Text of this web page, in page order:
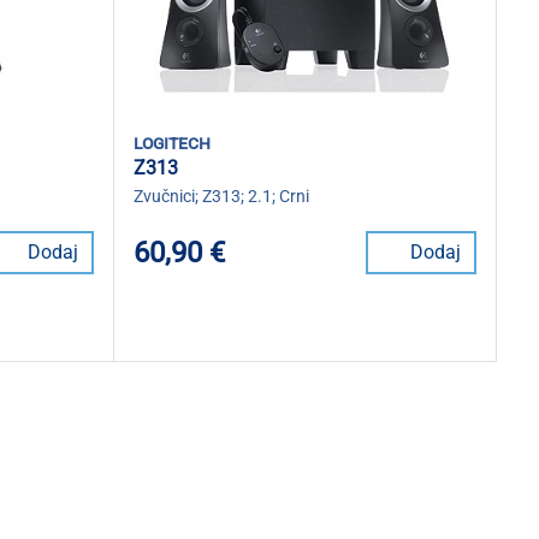
Dodaj
logitech
Z313
Zvučnici; Z313; 2.1; Crni
60,90 € Dodaj